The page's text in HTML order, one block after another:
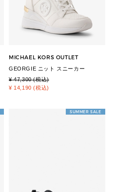
MICHAEL KORS OUTLET
GEORGIE ニット スニーカー
¥ 47,300 (税込)
¥ 14,190 (税込)
SUMMER SALE